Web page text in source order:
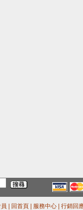
回首頁 服務中心
行銷回